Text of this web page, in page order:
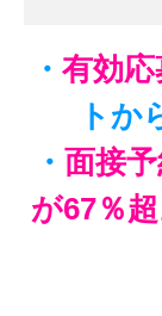
・ 有効応
トか
・ 面接
が67％超